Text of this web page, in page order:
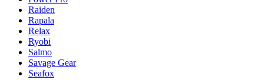
Raiden
Rapala
Relax
Ryobi
Salmo
Savage Gear
Seafox